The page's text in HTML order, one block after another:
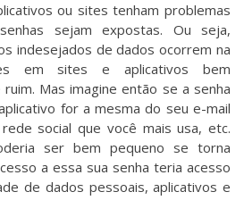
ou sites tenham problemas
sejam expostas. Ou seja,
indesejados de dados ocorrem na
em sites e aplicativos bem
Mas imagine então se a senha
for a mesma do seu e-mail
social que você mais usa, etc.
ser bem pequeno se torna
a essa sua senha teria acesso
de dados pessoais, aplicativos e